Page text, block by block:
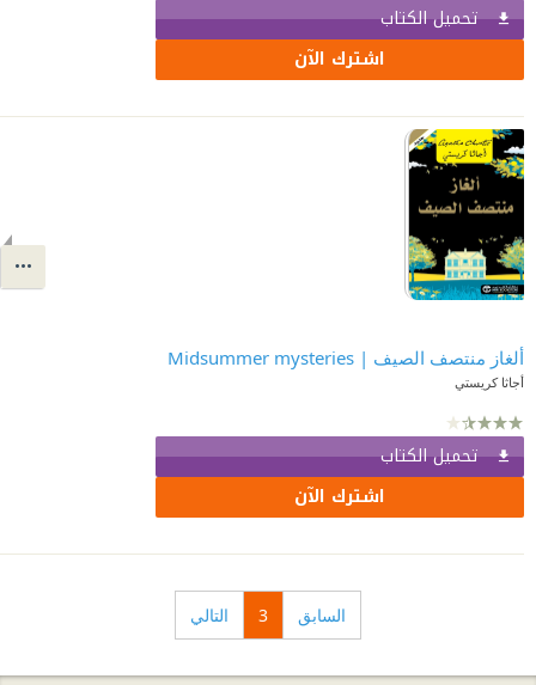
تحميل الكتاب
اشترك الآن
ألغاز منتصف الصيف | ‎ Midsummer mysteries
أجاثا كريستي
تحميل الكتاب
اشترك الآن
السابق 3 التالي